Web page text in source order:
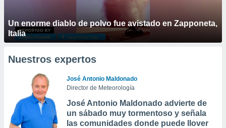
Un enorme diablo de polvo fue avistado en Zapponeta,
Italia
Nuestros expertos
José Antonio Maldonado
Director de Meteorología
José Antonio Maldonado advierte de
un sábado muy tormentoso y señala
las comunidades donde puede llover